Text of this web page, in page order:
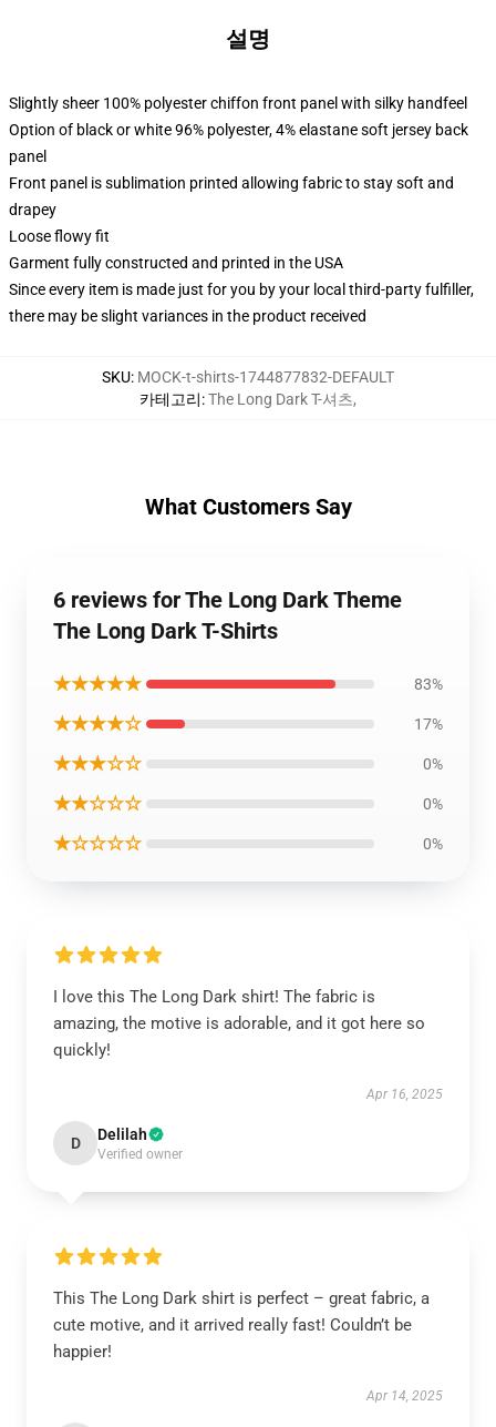
설명
Slightly sheer 100% polyester chiffon front panel with silky handfeel
Option of black or white 96% polyester, 4% elastane soft jersey back
panel
Front panel is sublimation printed allowing fabric to stay soft and
drapey
Loose flowy fit
Garment fully constructed and printed in the USA
Since every item is made just for you by your local third-party fulfiller,
there may be slight variances in the product received
SKU: MOCK-t-shirts-1744877832-DEFAULT
카테고리:The Long Dark T-셔츠,
What Customers Say
6 reviews for The Long Dark Theme
The Long Dark T-Shirts
★★★★★ 83%
★★★★☆ 17%
★★★☆☆ 0%
★★☆☆☆ 0%
★☆☆☆☆ 0%
I love this The Long Dark shirt! The fabric is
amazing, the motive is adorable, and it got here so
quickly!
Apr 16, 2025
D Delilah
Verified owner
This The Long Dark shirt is perfect – great fabric, a
cute motive, and it arrived really fast! Couldn’t be
happier!
Apr 14, 2025